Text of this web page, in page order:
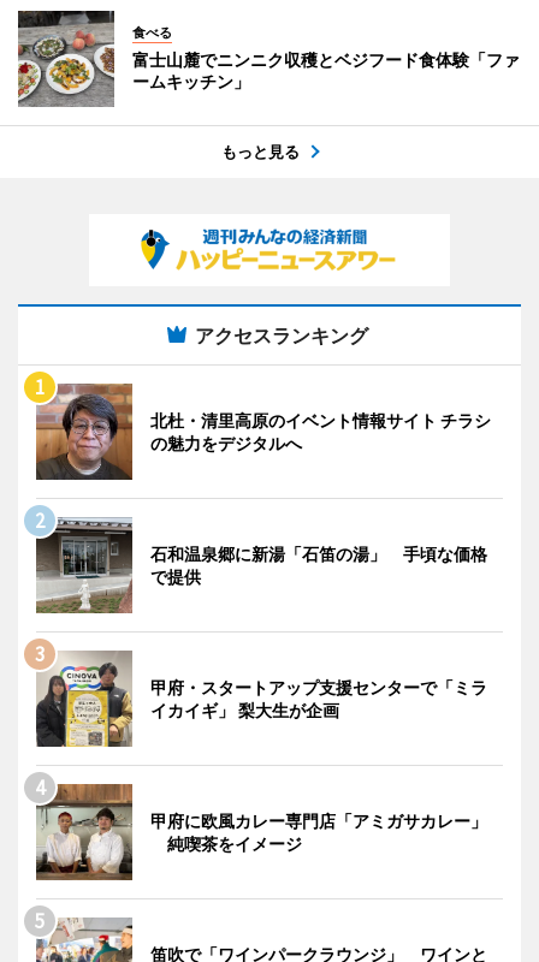
食べる
富士山麓でニンニク収穫とベジフード食体験「ファ
ームキッチン」
もっと見る
アクセスランキング
北杜・清里高原のイベント情報サイト チラシ
の魅力をデジタルへ
石和温泉郷に新湯「石笛の湯」 手頃な価格
で提供
甲府・スタートアップ支援センターで「ミラ
イカイギ」 梨大生が企画
甲府に欧風カレー専門店「アミガサカレー」
純喫茶をイメージ
笛吹で「ワインパークラウンジ」 ワインと